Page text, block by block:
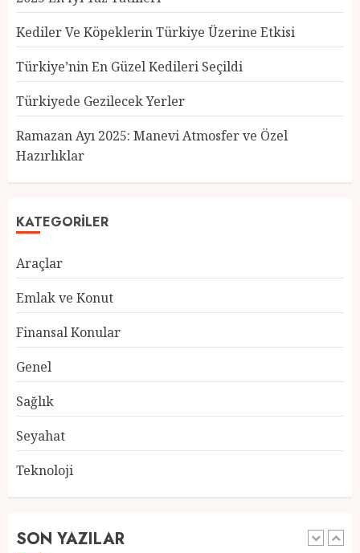
Kediler Ve Köpeklerin Türkiye Üzerine Etkisi
Türkiye’nin En Güzel Kedileri Seçildi
Türkiyede Gezilecek Yerler
Ramazan Ayı 2025: Manevi Atmosfer ve Özel
Hazırlıklar
KATEGORILER
Araçlar
Emlak ve Konut
Finansal Konular
Genel
Sağlık
Seyahat
Teknoloji
SON YAZILAR
3
Türkiye’nin En Güzel Kedileri
12 MART 2025
4
5
1